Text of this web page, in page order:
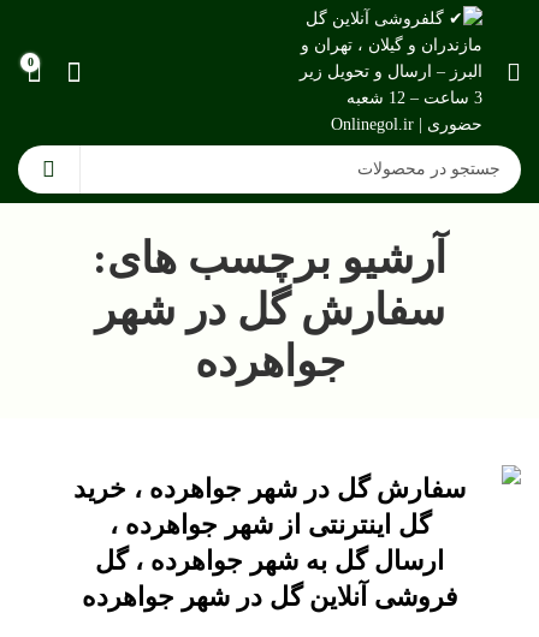
0
آرشیو برچسب های:
سفارش گل در شهر
جواهرده
سفارش گل در شهر جواهرده ، خرید
گل اینترنتی از شهر جواهرده ،
ارسال گل به شهر جواهرده ، گل
فروشی آنلاین گل در شهر جواهرده